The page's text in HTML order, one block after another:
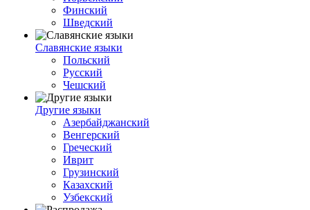
Финский
Шведский
Славянские языки
Польский
Русский
Чешский
Другие языки
Азербайджанский
Венгерский
Греческий
Иврит
Грузинский
Казахский
Узбекский